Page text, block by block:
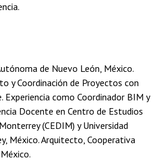
de Nuevo León, México.
y Coordinación de Proyectos con
Experiencia como Coordinador BIM y
Docente en Centro de Estudios
(CEDIM) y Universidad
México. Arquitecto, Cooperativa